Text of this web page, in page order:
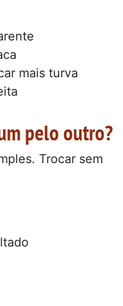
mais turva
pelo outro?
Trocar sem